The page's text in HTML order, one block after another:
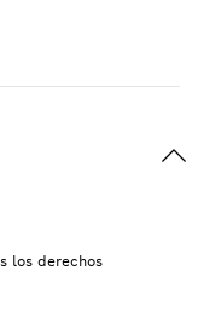
los derechos